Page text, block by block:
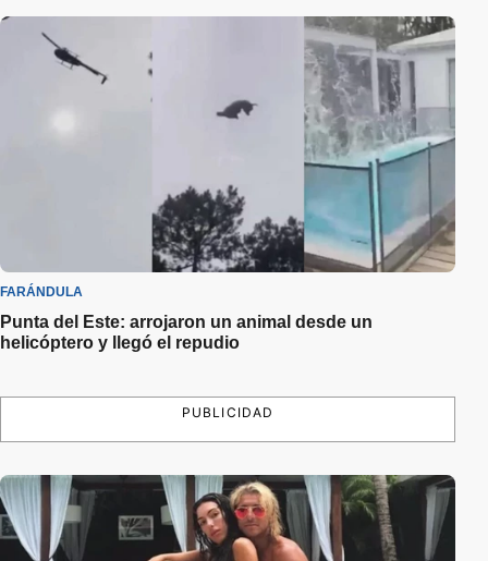
FARÁNDULA
Punta del Este: arrojaron un animal desde un
helicóptero y llegó el repudio
PUBLICIDAD